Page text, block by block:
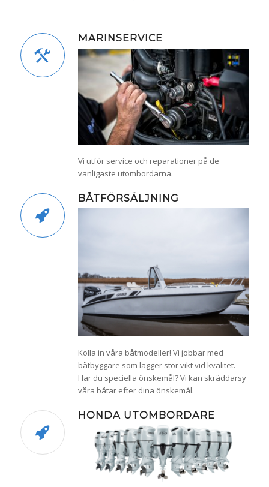
MARINSERVICE
Vi utför service och reparationer på de
vanligaste utombordarna.
BÅTFÖRSÄLJNING
Kolla in våra båtmodeller! Vi jobbar med
båtbyggare som lägger stor vikt vid kvalitet.
Har du speciella önskemål? Vi kan skräddarsy
våra båtar efter dina önskemål.
HONDA UTOMBORDARE